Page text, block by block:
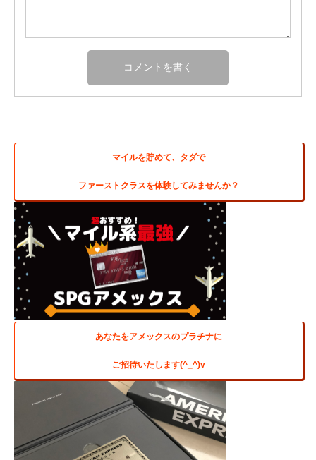
マイルを貯めて、タダで
ファーストクラスを体験してみませんか？
あなたをアメックスのプラチナに
ご招待いたします(^_^)v